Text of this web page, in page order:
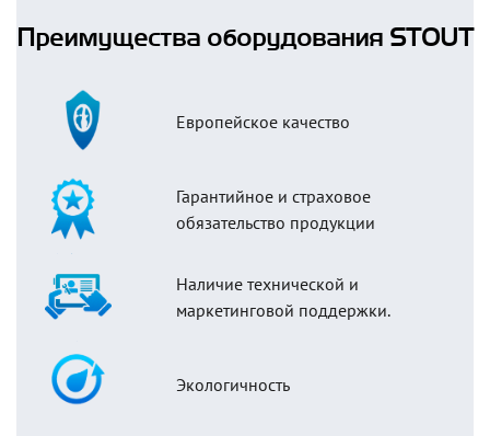
Преимущества оборудования STOUT
Европейское качество
Гарантийное и страховое
обязательство продукции
Наличие технической и
маркетинговой поддержки.
Экологичность